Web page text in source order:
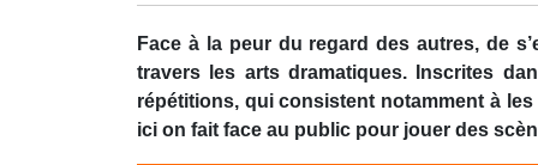
Face à la peur du regard des autres, de
travers les arts dramatiques. Inscrites
répétitions, qui consistent notamment à
ici on fait face au public pour jouer des